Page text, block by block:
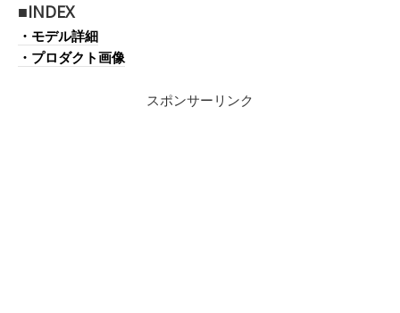
■INDEX
・モデル詳細
・プロダクト画像
スポンサーリンク